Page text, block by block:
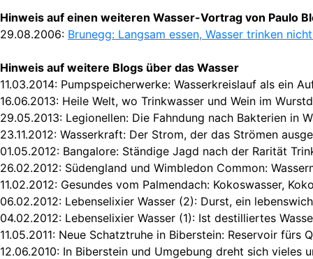
Hinweis auf einen weiteren Wasser-Vortrag von Paulo
29.08.2006: Brunegg: Langsam essen, Wasser trinken
Hinweis auf weitere Blogs über das Wasser
11.03.2014: Pumpspeicherwerke: Wasserkreislauf als ein
16.06.2013: Heile Welt, wo Trinkwasser und Wein im
29.05.2013: Legionellen: Die Fahndung nach Bakterien in
23.11.2012: Wasserkraft: Der Strom, der das Strömen
01.05.2012: Bangalore: Ständige Jagd nach der Rarität
26.02.2012: Südengland und Wimbledon Common:
11.02.2012: Gesundes vom Palmendach: Kokoswasser,
06.02.2012: Lebenselixier Wasser (2): Durst, ein
04.02.2012: Lebenselixier Wasser (1): Ist destilliertes
11.05.2011: Neue Schatztruhe in Biberstein: Reservoir fürs
12.06.2010: In Biberstein und Umgebung dreht sich vieles